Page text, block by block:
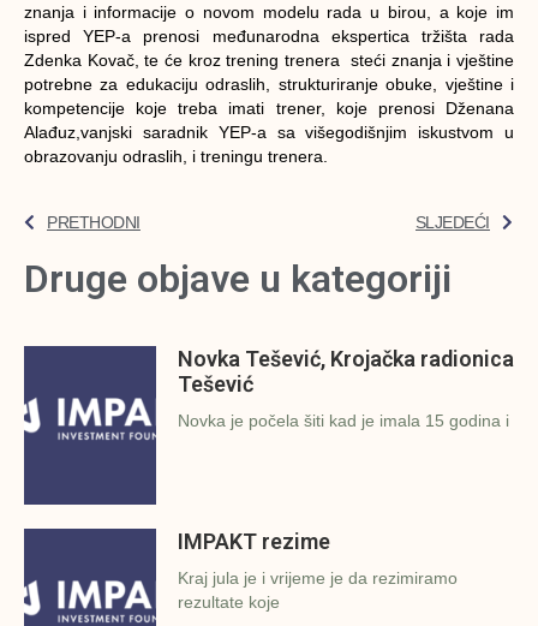
znanja i informacije o novom modelu rada u birou, a koje im
ispred YEP-a prenosi međunarodna ekspertica tržišta rada
Zdenka Kovač, te će kroz trening trenera steći znanja i vještine
potrebne za edukaciju odraslih, strukturiranje obuke, vještine i
kompetencije koje treba imati trener, koje prenosi Dženana
Alađuz,vanjski saradnik YEP-a sa višegodišnjim iskustvom u
obrazovanju odraslih, i treningu trenera.
PRETHODNI SLJEDEĆI
Druge objave u kategoriji
Novka Tešević, Krojačka radionica
Tešević
Novka je počela šiti kad je imala 15 godina i
IMPAKT rezime
Kraj jula je i vrijeme je da rezimiramo
rezultate koje